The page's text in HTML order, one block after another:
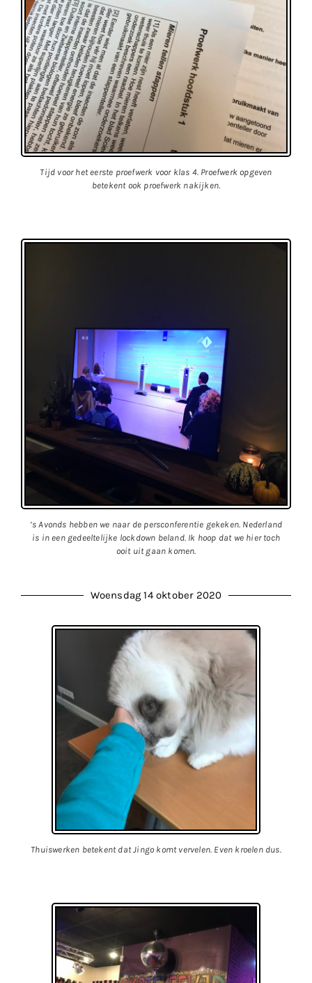
Tijd voor het eerste proefwerk voor klas 4. Proefwerk opgeven
betekent ook proefwerk nakijken.
’s Avonds hebben we naar de persconferentie gekeken. Nederland
is in een gedeeltelijke lockdown beland. Ik hoop dat we hier toch
ooit uit gaan komen.
Woensdag 14 oktober 2020
Thuiswerken betekent dat Jingo komt vervelen. Even kroelen dus.